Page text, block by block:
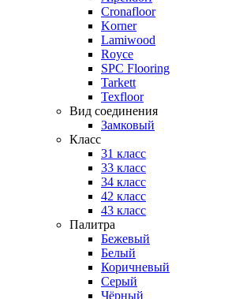
Cronafloor
Korner
Lamiwood
Royce
SPC Flooring
Tarkett
Texfloor
Вид соединения
Замковый
Класс
31 класс
33 класс
34 класс
42 класс
43 класс
Палитра
Бежевый
Белый
Коричневый
Серый
Чёрный